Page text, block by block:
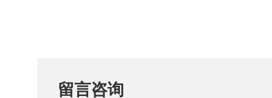
留言咨询